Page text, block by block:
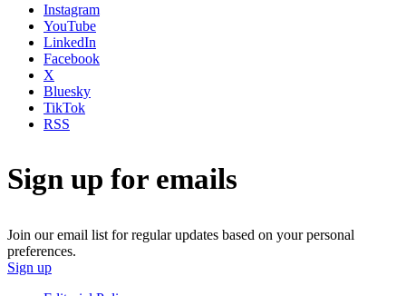
Instagram
YouTube
LinkedIn
Facebook
X
Bluesky
TikTok
RSS
Sign up for emails
Join our email list for regular updates based on your personal
preferences.
Sign up